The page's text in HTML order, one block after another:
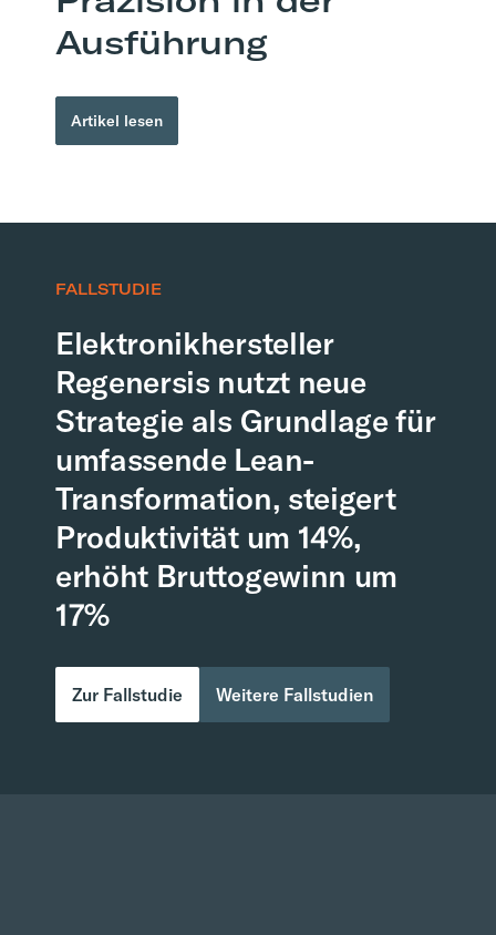
Ausführung
Artikel lesen
FALLSTUDIE
Elektronikhersteller
Regenersis nutzt neue
Strategie als Grundlage für
umfassende Lean-
Transformation, steigert
Produktivität um 14%,
erhöht Bruttogewinn um
17%
Zur Fallstudie Weitere Fallstudien